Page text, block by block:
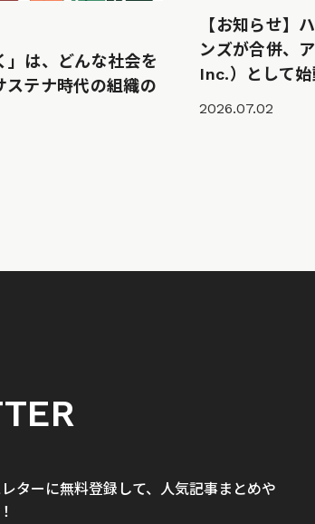
」は、どんな社会を
ステナ時代の組織の
【お知らせ】
ンズが合併、
Inc.）として
2026.07.02
ターに無料登録して、人気記事まとめや